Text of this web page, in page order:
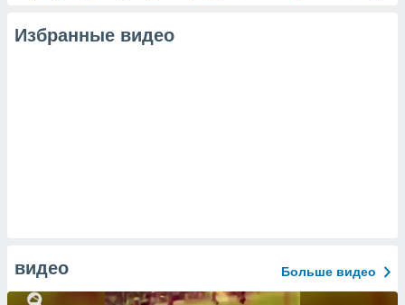
Избранные видео
видео Больше видео